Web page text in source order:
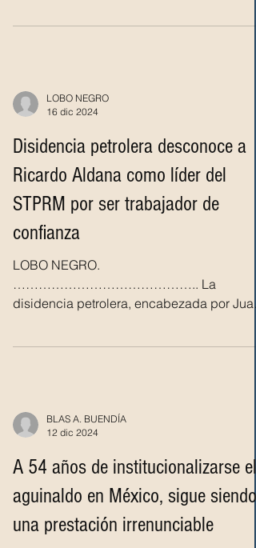
LOBO NEGRO
16 dic 2024
Disidencia petrolera desconoce a
Ricardo Aldana como líder del
STPRM por ser trabajador de
confianza
LOBO NEGRO.
…………………………………….. La
disidencia petrolera, encabezada por Juan
BLAS A. BUENDÍA
12 dic 2024
A 54 años de institucionalizarse el
aguinaldo en México, sigue siendo
una prestación irrenunciable